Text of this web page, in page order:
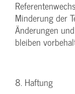
Minderung der
Änderungen
bleiben
8. Haftung